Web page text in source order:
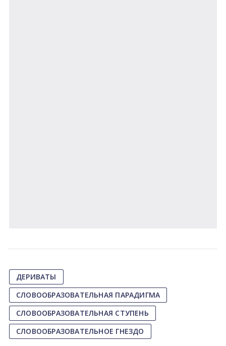
ДЕРИВАТЫ
СЛОВООБРАЗОВАТЕЛЬНАЯ ПАРАДИГМА
СЛОВООБРАЗОВАТЕЛЬНАЯ СТУПЕНЬ
СЛОВООБРАЗОВАТЕЛЬНОЕ ГНЕЗДО